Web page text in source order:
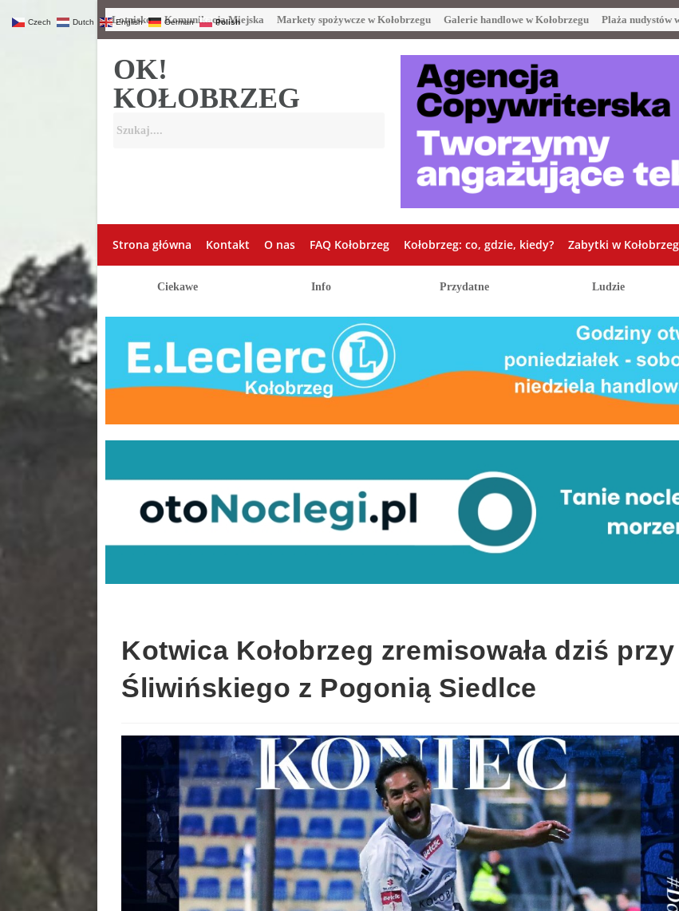
Lotnisko Komunikacja Miejska Markety spożywcze w Kołobrzegu Galerie handlowe w Kołobrzegu Plaża nudystów
OK!
KOŁOBRZEG
Strona główna Kontakt O nas FAQ Kołobrzeg Kołobrzeg: co, gdzie, kiedy? Zabytki w
Ciekawe Info Przydatne Ludzie
Kotwica Kołobrzeg zremisowała dziś przy
Śliwińskiego z Pogonią Siedlce
Czech Dutch English German Polish